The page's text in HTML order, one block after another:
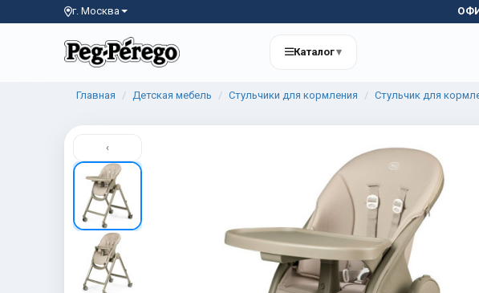
г. Москва
Каталог▾
Главная Детская мебель Стульчики для кормления Стульчик для
‹